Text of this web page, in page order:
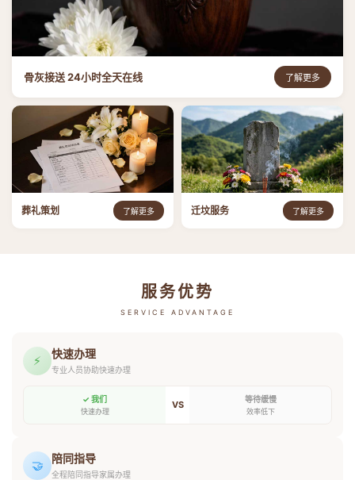
骨灰接送 24小时全天在线 了解更多
葬礼策划 了解更多 迁坟服务 了解更多
服务优势
SERVICE ADVANTAGE
⚡ 快速办理
专业人员协助快速办理
✓ 我们
快速办理
VS 等待缓慢
效率低下
🤝 陪同指导
全程陪同指导家属办理